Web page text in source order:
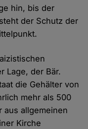
hin, bis der
der Schutz der
Lage, der Bär.
die Gehälter von
mehr als 500
aus allgemeinen
Kirche